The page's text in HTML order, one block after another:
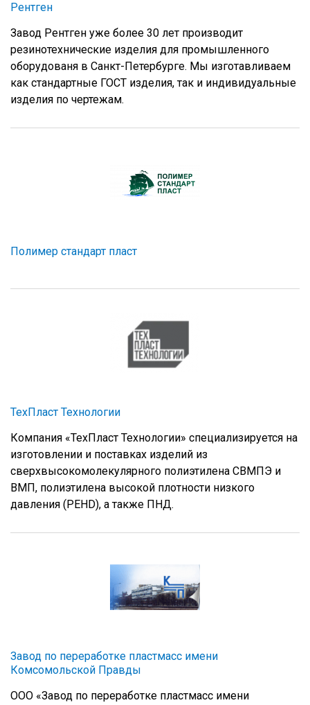
Рентген
Завод Рентген уже более 30 лет производит
резинотехнические изделия для промышленного
оборудованя в Санкт-Петербурге. Мы изготавливаем
как стандартные ГОСТ изделия, так и индивидуальные
изделия по чертежам.
Полимер стандарт пласт
ТехПласт Технологии
Компания «ТехПласт Технологии» специализируется на
изготовлении и поставках изделий из
сверхвысокомолекулярного полиэтилена СВМПЭ и
ВМП, полиэтилена высокой плотности низкого
давления (PEHD), а также ПНД.
Завод по переработке пластмасс имени
Комсомольской Правды
ООО «Завод по переработке пластмасс имени